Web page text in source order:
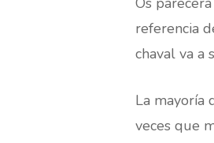
referencia
chaval va a
La mayoría
veces que